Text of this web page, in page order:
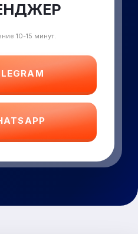
10-15 минут.